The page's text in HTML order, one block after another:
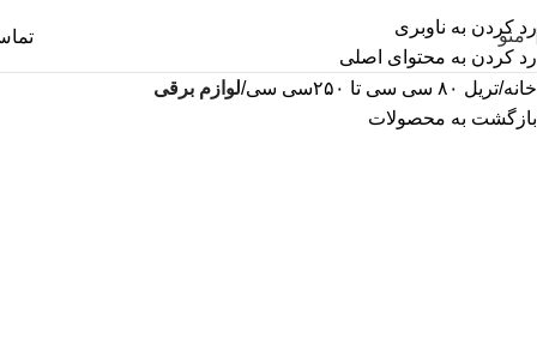
رد کردن به ناوبری
رد کردن به محتوای اصلی
منو
خانه تریل ۸۰ سی سی تا ۲۵۰سی سی
لوازم برقی
بازگشت به محصولات